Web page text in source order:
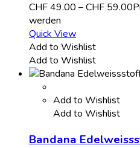
CHF49.00 –CHF 59.00
werden
Quick View
Add to Wishlist
Add to Wishlist
Add to Wishlist
Add to Wishlist
Bandana